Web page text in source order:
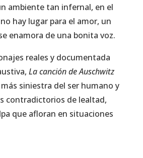
ambiente tan infernal, en el
hay lugar para el amor, un
enamora de una bonita voz.
reales y documentada
La canción de Auschwitz
siniestra del ser humano y
contradictorios de lealtad,
que afloran en situaciones